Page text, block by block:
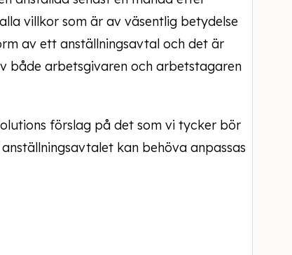
villkor som är av väsentlig betydelse
av ett anställningsavtal och det är
både arbetsgivaren och arbetstagaren
förslag på det som vi tycker bör
kan behöva anpassas